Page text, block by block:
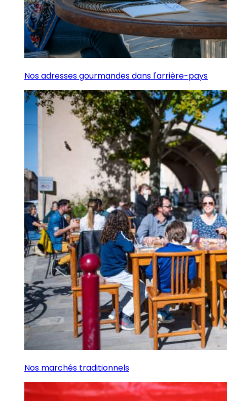
Nos adresses gourmandes dans l'arrière-pays
Nos marchés traditionnels